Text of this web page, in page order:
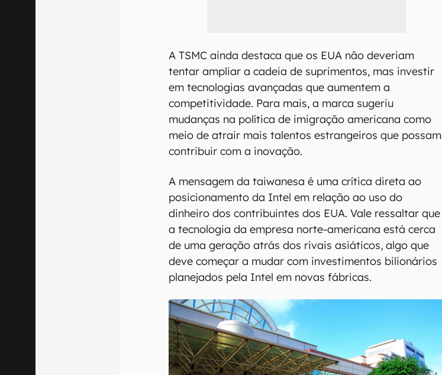
A TSMC ainda destaca que os EUA não deveriam
tentar ampliar a cadeia de suprimentos, mas investir
em tecnologias avançadas que aumentem a
competitividade. Para mais, a marca sugeriu
mudanças na política de imigração americana como
meio de atrair mais talentos estrangeiros que possam
contribuir com a inovação.
A mensagem da taiwanesa é uma crítica direta ao
posicionamento da Intel em relação ao uso do
dinheiro dos contribuintes dos EUA. Vale ressaltar que
a tecnologia da empresa norte-americana está cerca
de uma geração atrás dos rivais asiáticos, algo que
deve começar a mudar com investimentos bilionários
planejados pela Intel em novas fábricas.